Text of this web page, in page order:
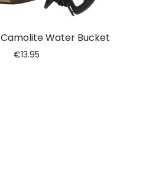
Camolite Water Bucket
€13.95